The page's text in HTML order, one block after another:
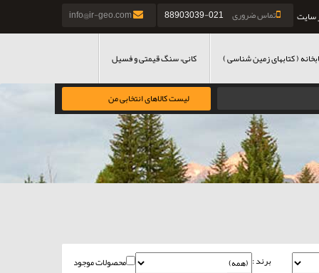
تماس ضروری 021-88903039 سایت
( کتابهای زمین شناسی ) کانی، سنگ قیمتی و فسیل
لیست کالاهای انتخابی من
برند :
محصولات موجود